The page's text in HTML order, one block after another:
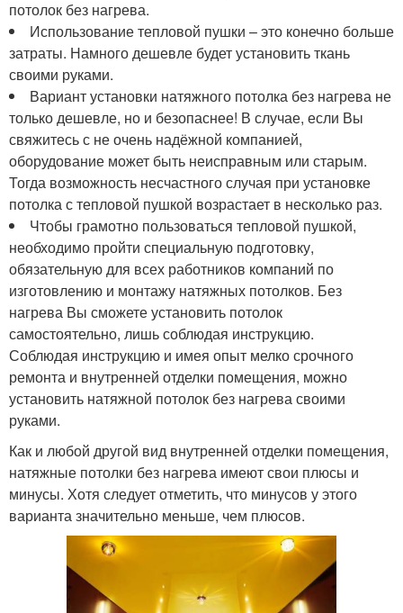
потолок без нагрева.
Использование тепловой пушки – это конечно больше
затраты. Намного дешевле будет установить ткань
своими руками.
Вариант установки натяжного потолка без нагрева не
только дешевле, но и безопаснее! В случае, если Вы
свяжитесь с не очень надёжной компанией,
оборудование может быть неисправным или старым.
Тогда возможность несчастного случая при установке
потолка с тепловой пушкой возрастает в несколько раз.
Чтобы грамотно пользоваться тепловой пушкой,
необходимо пройти специальную подготовку,
обязательную для всех работников компаний по
изготовлению и монтажу натяжных потолков. Без
нагрева Вы сможете установить потолок
самостоятельно, лишь соблюдая инструкцию.
Соблюдая инструкцию и имея опыт мелко срочного
ремонта и внутренней отделки помещения, можно
установить натяжной потолок без нагрева своими
руками.
Как и любой другой вид внутренней отделки помещения,
натяжные потолки без нагрева имеют свои плюсы и
минусы. Хотя следует отметить, что минусов у этого
варианта значительно меньше, чем плюсов.